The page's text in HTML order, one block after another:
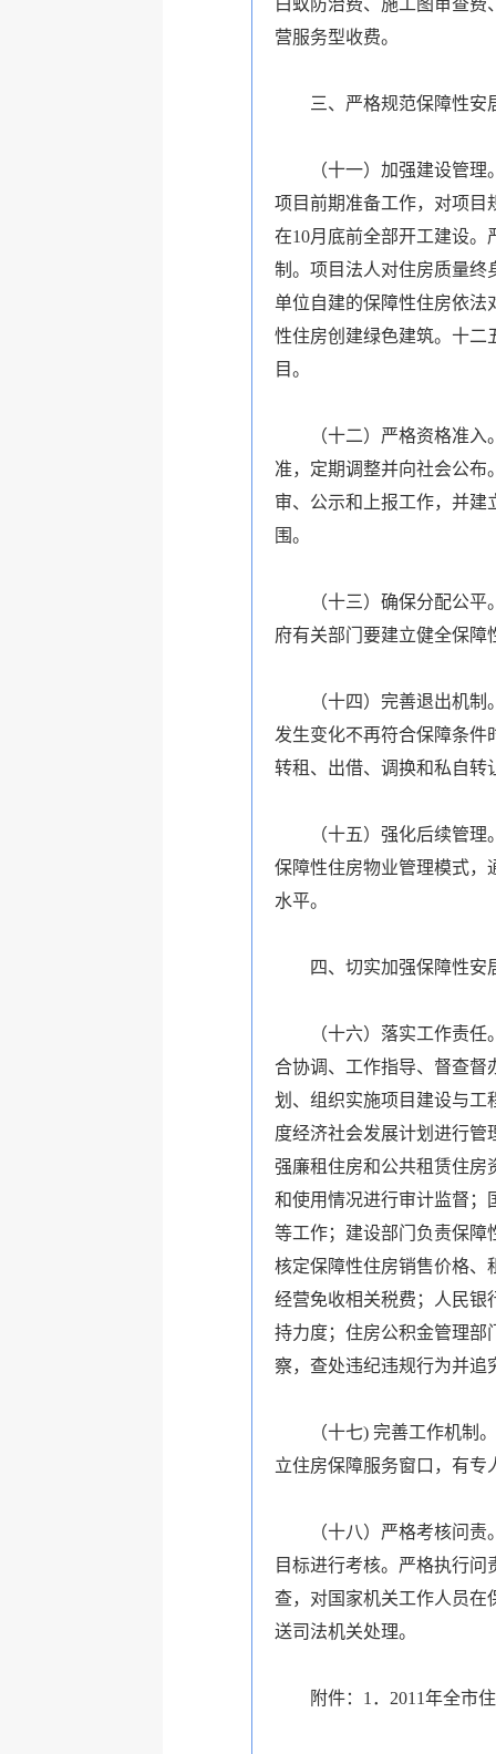
白蚁防治费、施工图审查
营服务型收费。
三、严格规范保障性安
（十一）加强建设管理。
项目前期准备工作，对项目
在10月底前全部开工建设
制。项目法人对住房质量终
单位自建的保障性住房依法
性住房创建绿色建筑。十二
目。
（十二）严格资格准入。
准，定期调整并向社会公布
审、公示和上报工作，并建
围。
（十三）确保分配公平。
府有关部门要建立健全保障
（十四）完善退出机制。
发生变化不再符合保障条件
转租、出借、调换和私自转
（十五）强化后续管理。
保障性住房物业管理模式，
水平。
四、切实加强保障性安
（十六）落实工作责任。
合协调、工作指导、督查督
划、组织实施项目建设与工
度经济社会发展计划进行管
强廉租住房和公共租赁住房
和使用情况进行审计监督；
等工作；建设部门负责保障
核定保障性住房销售价格、
经营免收相关税费；人民银
持力度；住房公积金管理部
察，查处违纪违规行为并追
（十七) 完善工作机制。
立住房保障服务窗口，有专
（十八）严格考核问责。
目标进行考核。严格执行
查，对国家机关工作人员在
送司法机关处理。
附件：1．2011年全市住